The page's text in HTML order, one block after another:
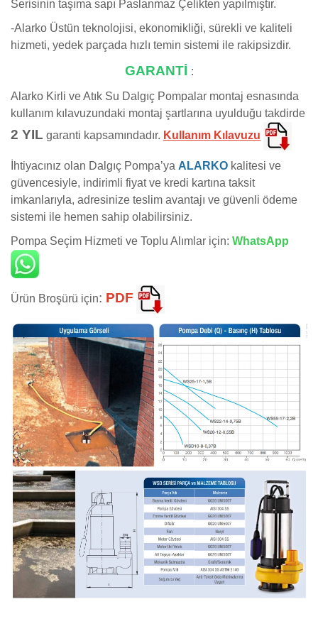
Serisinin taşıma sapı Paslanmaz Çelikten yapılmıştır.
-Alarko Üstün teknolojisi, ekonomikliği, sürekli ve kaliteli
hizmeti, yedek parçada hızlı temin sistemi ile rakipsizdir.
GARANTİ :
Alarko Kirli ve Atık Su Dalgıç Pompalar montaj esnasında
kullanım kılavuzundaki montaj şartlarına uyulduğu takdirde
2 YIL garanti kapsamındadır. Kullanım Kılavuzu
İhtiyacınız olan Dalgıç Pompa’ya ALARKO kalitesi ve
güvencesiyle, indirimli fiyat ve kredi kartına taksit
imkanlarıyla, adresinize teslim avantajı ve güvenli ödeme
sistemi ile hemen sahip olabilirsiniz.
Pompa Seçim Hizmeti ve Toplu Alımlar için: WhatsApp
Ürün Broşürü için: PDF